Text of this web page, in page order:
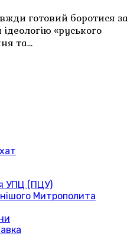
готовий боротися за
«руського
та…
УПЦ (ПЦУ)
Митрополита